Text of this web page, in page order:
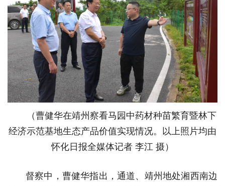
（曹健华在靖州察看马园中药材种苗繁育暨林下
经济示范基地生态产品价值实现情况。以上照片均由
怀化日报全媒体记者 李江 摄）
督察中，曹健华指出，通道、靖州地处湘西南边